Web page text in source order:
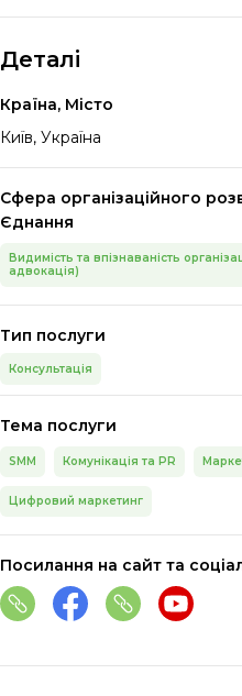
Деталі
Країна, Місто
Київ, Україна
Сфера організаційного
Єднання
Видимість та впізнаваність
адвокація)
Тип послуги
Консультація
Тема послуги
SMM Комунікація та PR
Цифровий маркетинг
Посилання на сайт та